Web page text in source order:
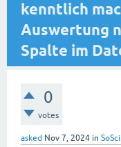
kenntlich
Auswertung
Spalte im
0
votes
asked Nov 7, 2024 in